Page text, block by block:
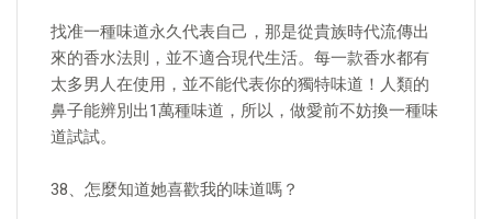
找准一種味道永久代表自己，那是從貴族時代流傳出
來的香水法則，並不適合現代生活。每一款香水都有
太多男人在使用，並不能代表你的獨特味道！人類的
鼻子能辨別出1萬種味道，所以，做愛前不妨換一種味
道試試。
38、怎麼知道她喜歡我的味道嗎？